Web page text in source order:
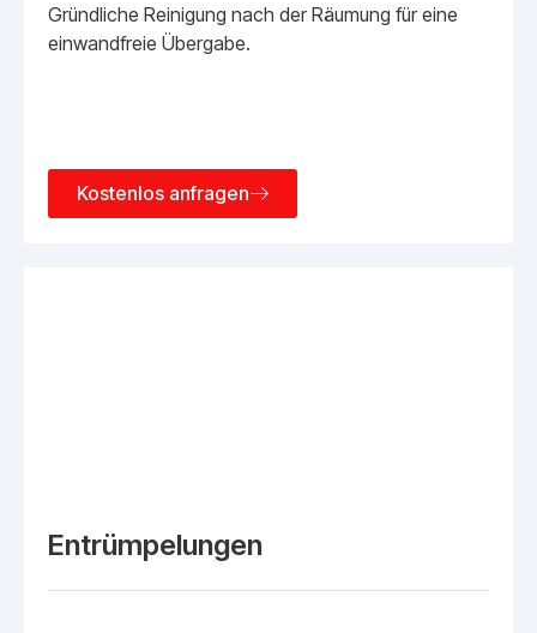
Gründliche Reinigung nach der Räumung für eine
einwandfreie Übergabe.
Kostenlos anfragen
Entrümpelungen